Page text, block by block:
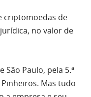
criptomoedas de
no valor de
São Paulo, pela 5.ª
Mas tudo